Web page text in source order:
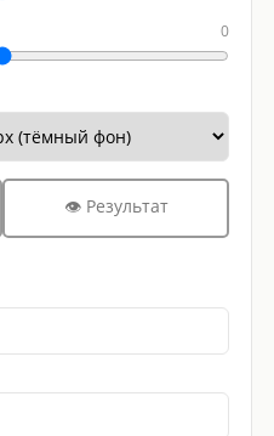
0
👁 Результат